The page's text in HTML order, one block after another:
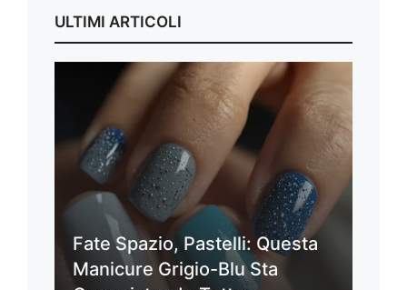
ULTIMI ARTICOLI
Fate Spazio, Pastelli: Questa
Manicure Grigio-Blu Sta